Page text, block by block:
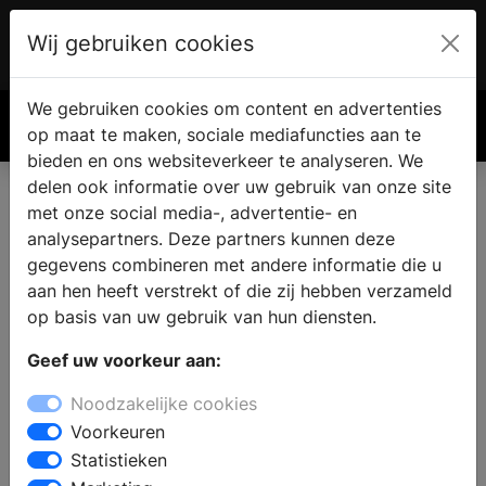
€ 0.00
Wij gebruiken cookies
We gebruiken cookies om content en advertenties
op maat te maken, sociale mediafuncties aan te
bieden en ons websiteverkeer te analyseren. We
delen ook informatie over uw gebruik van onze site
met onze social media-, advertentie- en
analysepartners. Deze partners kunnen deze
gegevens combineren met andere informatie die u
aan hen heeft verstrekt of die zij hebben verzameld
op basis van uw gebruik van hun diensten.
Geef uw voorkeur aan:
Noodzakelijke cookies
Voorkeuren
Statistieken